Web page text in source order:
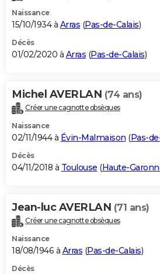
Naissance
15/10/1934 à Arras (Pas-de-Calais)
Décès
01/02/2020 à Arras (Pas-de-Calais)
Michel AVERLAN (74 ans)
Créer une cagnotte obsèques
Naissance
02/11/1944 à Évin-Malmaison (Pas-
Décès
04/11/2018 à Toulouse (Haute-
Jean-luc AVERLAN (71 ans)
Créer une cagnotte obsèques
Naissance
18/08/1946 à Arras (Pas-de-Calais)
Décès